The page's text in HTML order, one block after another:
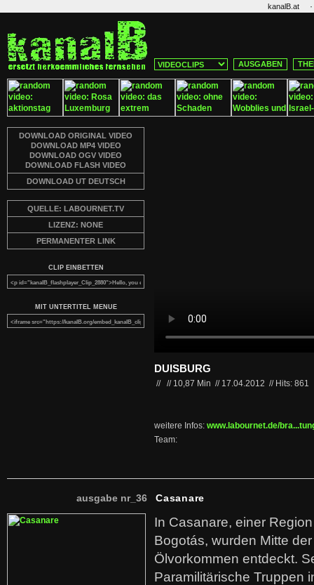
kanalB.at ·
AUSGABEN
DOWNLOAD ORIGINAL VIDEO
DOWNLOAD MP4 VIDEO
DOWNLOAD OGV VIDEO
DOWNLOAD FLASH VIDEO
DOWNLOAD UT DEUTSCH
QUELLE: LABOURNET.TV
LIZENZ: NONE
PERMANENTER LINK
CLIP EINBETTEN
MIT UNTERTITEL MENUE
DUISBURG
// // 10,87 Min // 17.04.2012 // Hits: 861
weitere Infos: www.labournet.de/
Team:
ausgabe nr_36 Casanare
In Casanare, einer
Bogotás, wurden Mitte
Ölvorkommen entdeckt.
Paramilitärische Truppen